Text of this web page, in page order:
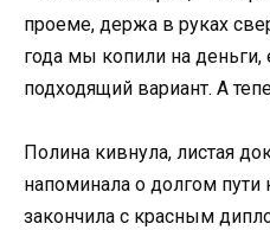
проеме, держа в руках
года мы копили на деньги,
подходящий вариант. А
Полина кивнула, листая
напоминала о долгом пути
закончила с красным